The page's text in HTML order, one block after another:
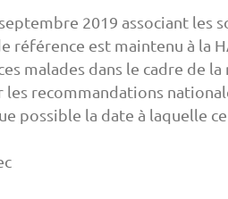
2019 associant les
référence est maintenu à la
malades dans le cadre de
les recommandations
possible la date à laquelle